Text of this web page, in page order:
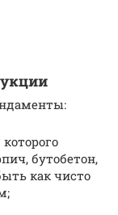
бутобетон,
как чисто